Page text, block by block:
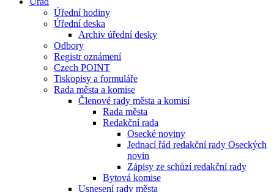
Úřední hodiny
Úřední deska
Archiv úřední desky
Odbory
Registr oznámení
Czech POINT
Tiskopisy a formuláře
Rada města a komise
Členové rady města a komisí
Rada města
Redakční rada
Osecké noviny
Jednací řád redakční rady Oseckých
novin
Zápisy ze schůzí redakční rady
Bytová komise
Usnesení rady města